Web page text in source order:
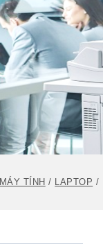
MÁY TÍNH / LAPTOP /